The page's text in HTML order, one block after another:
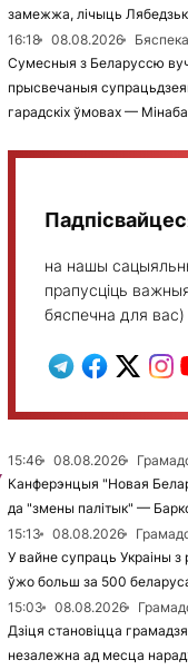
замежжа, лічыць
16:18
08.08.2026
Сумесныя з Беларуссю
прысвечаныя
гарадскіх ўмовах —
на нашы
прапусціць
бяспечна для вас)
15:46 08.08.2026
Канферэнцыя "Новая
да "змены палітык" —
15:13
08.08.2026
У вайне супраць Украіны з
ўжо больш за 500
15:03
08.08.2026
Дзіця становіцца
незалежна ад месца